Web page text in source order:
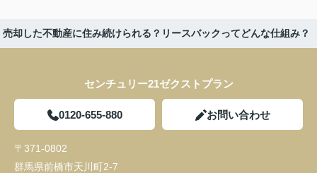
売却した不動産に住み続けられる？リースバックってどんな仕組み？
センチュリー21ゼクストプラン
0120-655-880 お問い合わせ
〒371-0802
群馬県前橋市天川町2-7